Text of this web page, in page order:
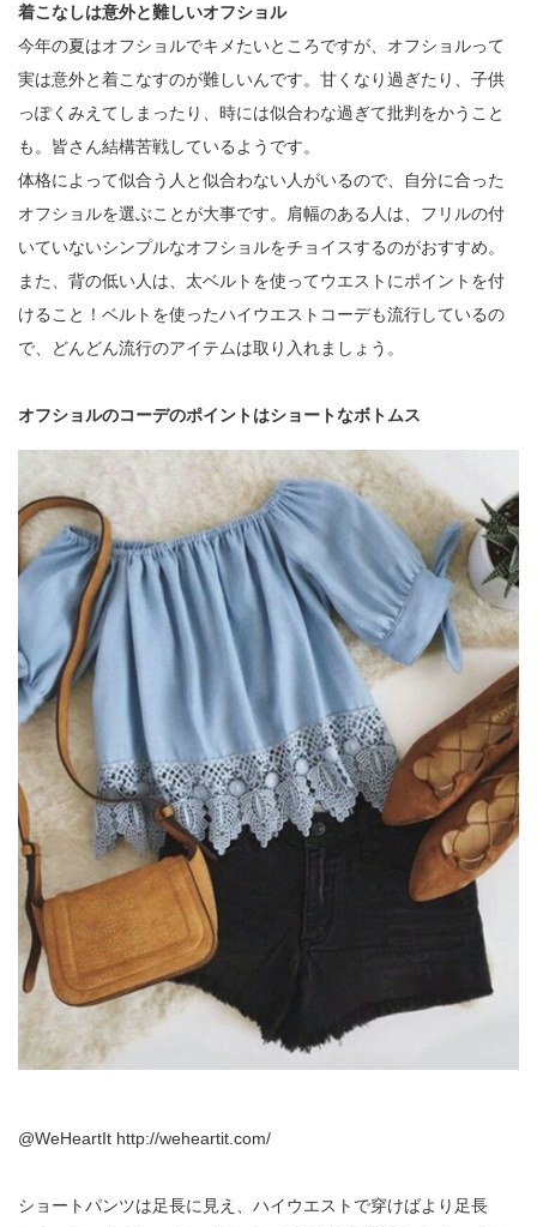
着こなしは意外と難しいオフショル
今年の夏はオフショルでキメたいところですが、オフショルって
実は意外と着こなすのが難しいんです。甘くなり過ぎたり、子供
っぽくみえてしまったり、時には似合わな過ぎて批判をかうこと
も。皆さん結構苦戦しているようです。
体格によって似合う人と似合わない人がいるので、自分に合った
オフショルを選ぶことが大事です。肩幅のある人は、フリルの付
いていないシンプルなオフショルをチョイスするのがおすすめ。
また、背の低い人は、太ベルトを使ってウエストにポイントを付
けること！ベルトを使ったハイウエストコーデも流行しているの
で、どんどん流行のアイテムは取り入れましょう。
オフショルのコーデのポイントはショートなボトムス
@WeHeartIt http://weheartit.com/
ショートパンツは足長に見え、ハイウエストで穿けばより足長